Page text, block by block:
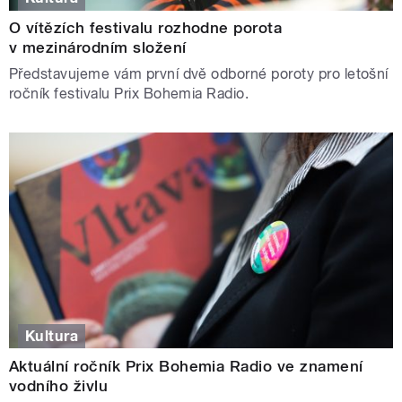
O vítězích festivalu rozhodne porota
v mezinárodním složení
Představujeme vám první dvě odborné poroty pro letošní
ročník festivalu Prix Bohemia Radio.
Kultura
Aktuální ročník Prix Bohemia Radio ve znamení
vodního živlu